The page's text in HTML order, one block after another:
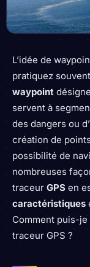
L’idée de
pratiquez
waypoint
servent à
des dangers ou
création de
possibilité de
nombreuses
traceur GPS en
caractéristiques
Comment puis-je
traceur GPS ?